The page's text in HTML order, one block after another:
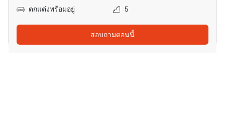
ตกแต่งพร้อมอยู่
5
สอบถามตอนนี้